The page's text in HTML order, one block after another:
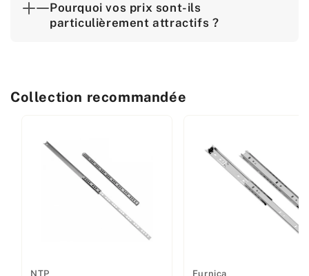
Pourquoi vos prix sont-ils
particulièrement attractifs ?
Collection recommandée
NTP Furnica